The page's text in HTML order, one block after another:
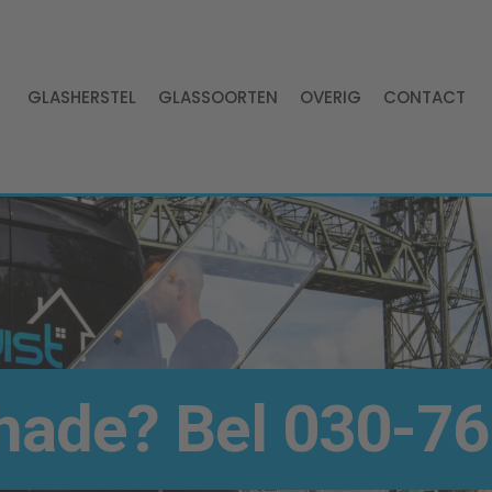
GLASHERSTEL GLASSOORTEN OVERIG CONTACT
Bel 030-